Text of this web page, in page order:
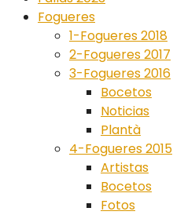
Fogueres
1-Fogueres 2018
2-Fogueres 2017
3-Fogueres 2016
Bocetos
Noticias
Plantà
4-Fogueres 2015
Artistas
Bocetos
Fotos